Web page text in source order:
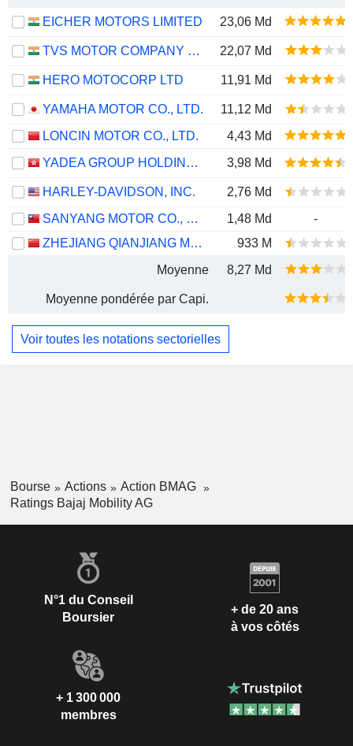
EICHER MOTORS LIMITED 23,06 Md
TVS MOTOR COMPANY LIMITED 22,07 Md
HERO MOTOCORP LTD 11,91 Md
YAMAHA MOTOR CO., LTD.
11,12 Md
LONCIN MOTOR CO., LTD.
4,43 Md
YADEA GROUP HOLDINGS LTD.
3,98 Md
HARLEY-DAVIDSON, INC.
2,76 Md
SANYANG MOTOR CO., LTD.
1,48 Md
-
ZHEJIANG QIANJIANG MOTORCYCLE CO., LTD.
933 M
Moyenne
8,27 Md
Moyenne pondérée par Capi.
Voir toutes les notations sectorielles
Bourse Actions
Action BMAG
Ratings Bajaj Mobility AG
N°1 du Conseil
Boursier
+ de 20 ans
à vos côtés
+ 1 300 000
membres